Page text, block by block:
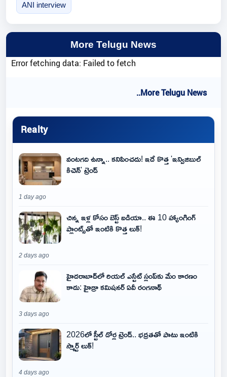
ANI interview
More Telugu News
Error fetching data: Failed to fetch
..More Telugu News
Realty
వంటగది ఉన్నా.. కనిపించదు! ఇదే కొత్త 'ఇన్విజిబుల్
కిచెన్' ట్రెండ్
1 day ago
చిన్న ఇళ్ల కోసం బెస్ట్ ఐడియా.. ఈ 10 హ్యాంగింగ్
ప్లాంట్స్‌తో ఇంటికి కొత్త లుక్!
2 days ago
హైదరాబాద్‌లో రియల్ ఎస్టేట్ స్లంప్‌కు మేం కారణం
కాదు: హైడ్రా కమిషనర్ ఏవీ రంగనాథ్
3 days ago
2026లో స్టీల్ డోర్ల ట్రెండ్.. భద్రతతో పాటు ఇంటికి
స్మార్ట్ లుక్!
4 days ago